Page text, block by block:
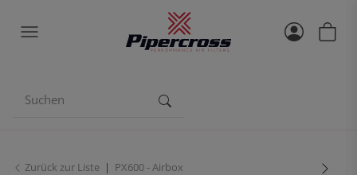
Zurück zur Liste PX600 - Airbox